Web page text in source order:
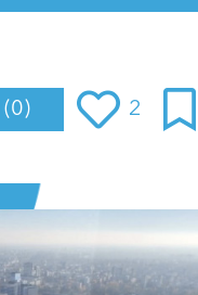
(0) 2